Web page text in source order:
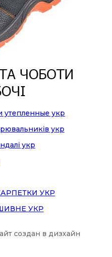
создан в дизхайн